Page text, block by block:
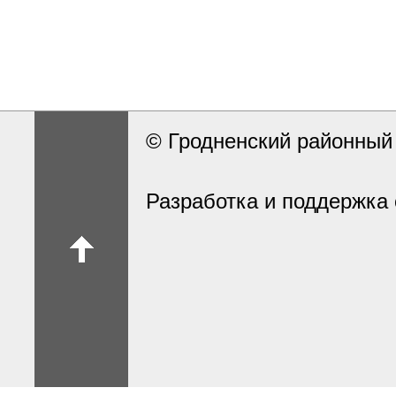
© Гродненский
Разработка и поддержка